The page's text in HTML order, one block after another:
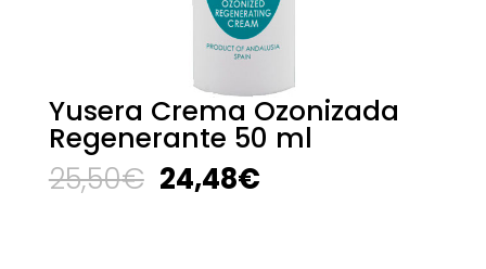
Yusera Crema Ozonizada
Regenerante 50 ml
25,50€ El
precio
24,48€El